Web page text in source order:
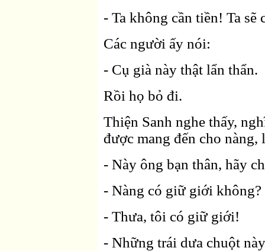
- Ta không cần tiền! Ta
Các người ấy nói:
- Cụ già này thật lẩn thẩn.
Rồi họ bỏ đi.
Thiện Sanh nghe thấy,
được mang đến cho
- Này ông bạn thân, hãy
- Nàng có giữ giới không?
- Thưa, tôi có giữ giới!
- Những trái dưa chuột